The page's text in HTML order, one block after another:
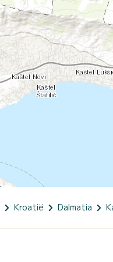
Kroatië Dalmatia